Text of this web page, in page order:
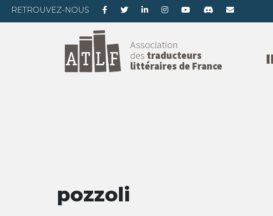
RETROUVEZ-NOUS
Association
des traducteurs
littéraires de France
pozzoli